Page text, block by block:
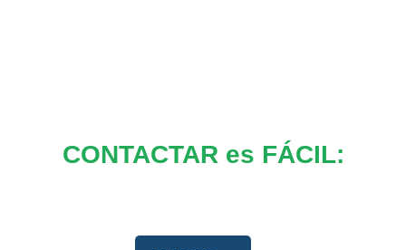
CONTACTAR es FÁCIL: